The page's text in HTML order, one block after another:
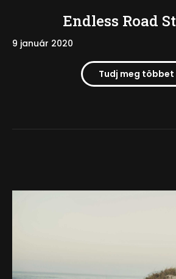
Endless Road
9 január 2020
Tudj meg többet